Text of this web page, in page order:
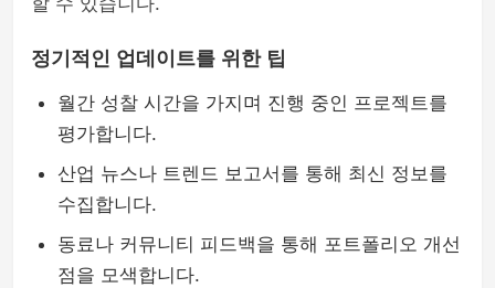
정기적인 업데이트를 위한 팁
월간 성찰 시간을 가지며 진행 중인 프로젝트를
평가합니다.
산업 뉴스나 트렌드 보고서를 통해 최신 정보를
수집합니다.
동료나 커뮤니티 피드백을 통해 포트폴리오 개선
점을 모색합니다.